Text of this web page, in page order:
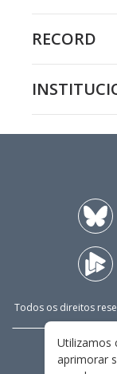
RECORD
Todos os direitos
Utilizamos
aprimorar